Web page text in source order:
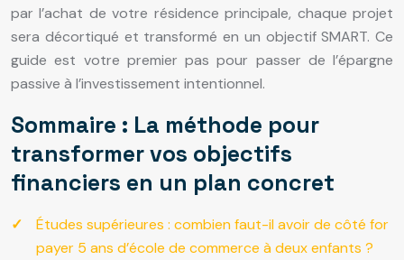
par l’achat de votre résidence principale, chaque projet
sera décortiqué et transformé en un objectif SMART. Ce
guide est votre premier pas pour passer de l’épargne
passive à l’investissement intentionnel.
Sommaire : La méthode pour
transformer vos objectifs
financiers en un plan concret
Études supérieures : combien faut-il avoir de côté for
payer 5 ans d’école de commerce à deux enfants ?